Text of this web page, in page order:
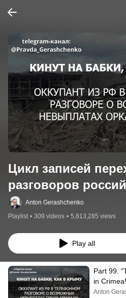
Цикл записей
разговоров
оккупантов
Anton Gerashchenko
Playlist • 309 videos • 5,813,285 views
Play all
Part 99.
in
Anton